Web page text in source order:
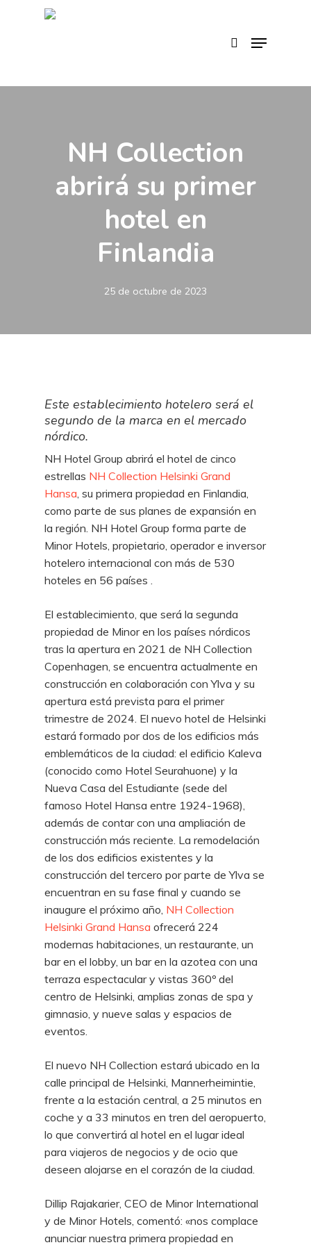
Menu
NH Collection
abrirá su primer
hotel en
Finlandia
25 de octubre de 2023
Este establecimiento hotelero será el
segundo de la marca en el mercado
nórdico.
NH Hotel Group abrirá el hotel de cinco
estrellas NH Collection Helsinki Grand
Hansa, su primera propiedad en Finlandia,
como parte de sus planes de expansión en
la región. NH Hotel Group forma parte de
Minor Hotels, propietario, operador e inversor
hotelero internacional con más de 530
hoteles en 56 países .
El establecimiento, que será la segunda
propiedad de Minor en los países nórdicos
tras la apertura en 2021 de NH Collection
Copenhagen, se encuentra actualmente en
construcción en colaboración con Ylva y su
apertura está prevista para el primer
trimestre de 2024. El nuevo hotel de Helsinki
estará formado por dos de los edificios más
emblemáticos de la ciudad: el edificio Kaleva
(conocido como Hotel Seurahuone) y la
Nueva Casa del Estudiante (sede del
famoso Hotel Hansa entre 1924-1968),
además de contar con una ampliación de
construcción más reciente. La remodelación
de los dos edificios existentes y la
construcción del tercero por parte de Ylva se
encuentran en su fase final y cuando se
inaugure el próximo año, NH Collection
Helsinki Grand Hansa ofrecerá 224
modernas habitaciones, un restaurante, un
bar en el lobby, un bar en la azotea con una
terraza espectacular y vistas 360º del
centro de Helsinki, amplias zonas de spa y
gimnasio, y nueve salas y espacios de
eventos.
El nuevo NH Collection estará ubicado en la
calle principal de Helsinki, Mannerheimintie,
frente a la estación central, a 25 minutos en
coche y a 33 minutos en tren del aeropuerto,
lo que convertirá al hotel en el lugar ideal
para viajeros de negocios y de ocio que
deseen alojarse en el corazón de la ciudad.
Dillip Rajakarier, CEO de Minor International
y de Minor Hotels, comentó: «nos complace
anunciar nuestra primera propiedad en